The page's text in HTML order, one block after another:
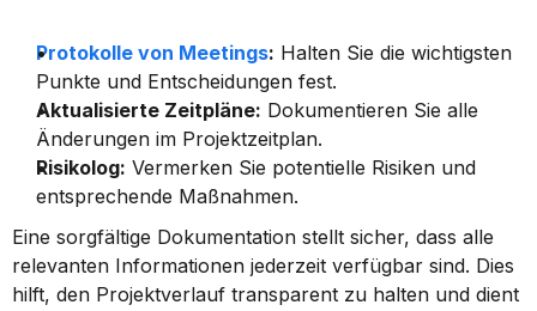
Protokolle von Meetings: Halten Sie die wichtigsten
Punkte und Entscheidungen fest.
Aktualisierte Zeitpläne: Dokumentieren Sie alle
Änderungen im Projektzeitplan.
Risikolog: Vermerken Sie potentielle Risiken und
entsprechende Maßnahmen.
Eine sorgfältige Dokumentation stellt sicher, dass alle
relevanten Informationen jederzeit verfügbar sind. Dies
hilft, den Projektverlauf transparent zu halten und dient